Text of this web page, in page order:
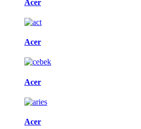
Acer
Acer
Acer
Acer